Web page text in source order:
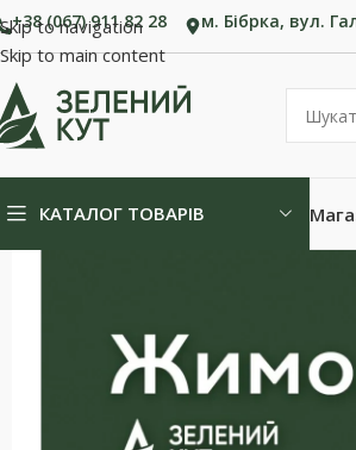
Skip to navigation
Skip to main content
+38 (067) 911 82 28 м. Бібрка, вул.
КАТАЛОГ ТОВАРІВ